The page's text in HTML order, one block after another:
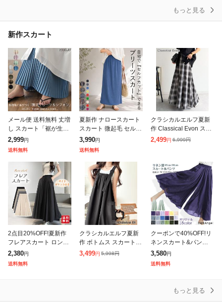
もっと見る
新作スカート
メール便 送料無料 丈増
し スカート「裾が生ま
れ変わる」 シフォン ペ
チコート ペチスカート
ペチコートスカート ロ
ングスカート
2,999円
送料無料
夏新作 ナロースカート
スカート 微起毛 セルフ
カット プリーツ ロング
丈 タイト ウエストゴム
レディース [郵3]^b488
3,990円
送料無料
クラシカルエルフ夏新
作 Classical Evon スカ
ート ロング マキシ丈
2,499円 6,999円
2点目20%OFF!夏新作
フレアスカート ロング
スカート ミモレスカー
ト レディース 裏地なし
ハイウエスト ウエスト
2,380円
送料無料
クラシカルエルフ夏新
作 ボトムス スカート
レディース 着回し自在
3,499円 5,998円
クーポンで40%OFF!リ
ネンスカート&パンツ
フレアスカート ワイド
パンツ ラップパンツ ラ
ップスカート レディー
3,580円
送料無料
もっと見る